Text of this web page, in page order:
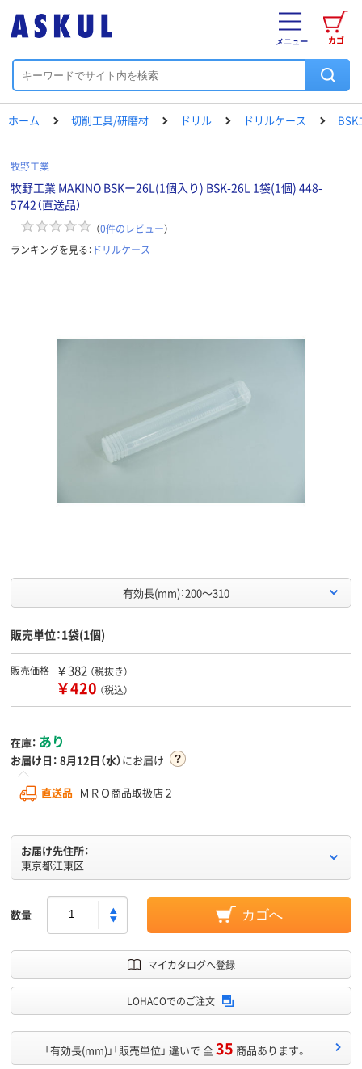
カゴ
メニュー
ホーム 切削工具/研磨材 ドリル ドリルケース BSK
牧野工業
牧野工業 MAKINO BSKー26L(1個入り) BSK-26L 1袋(1個) 448-
5742（直送品）
（0件のレビュー）
ランキングを見る： ドリルケース
有効長(mm)：200～310
販売単位：1袋(1個)
販売価格 ￥382 （税抜き）
￥420 （税込）
在庫： あり
お届け日： 8月12日（水）にお届け
直送品 ＭＲＯ商品取扱店２
お届け先住所：
東京都江東区
数量 カゴへ
マイカタログへ登録
LOHACOでのご注文
「有効長(mm)」「販売単位」 違いで 全35 商品あります。